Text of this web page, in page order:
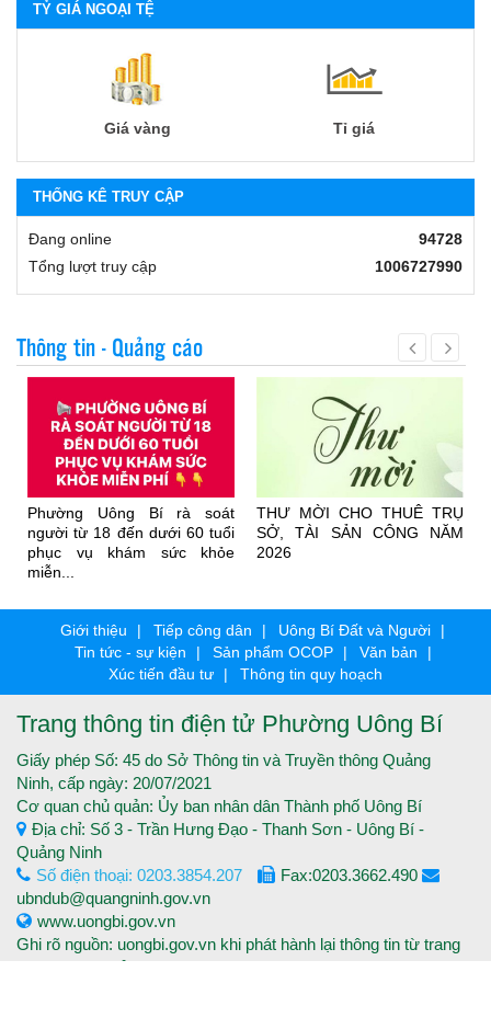
TỶ GIÁ NGOẠI TỆ
Giá vàng Tỉ giá
THỐNG KÊ TRUY CẬP
Đang online
94728
Tổng lượt truy cập
1006727990
Thông tin - Quảng cáo
Phường Uông Bí rà soát
người từ 18 đến dưới 60 tuổi
phục vụ khám sức khỏe
miễn...
THƯ MỜI CHO THUÊ TRỤ
SỞ, TÀI SẢN CÔNG NĂM
2026
Giới thiệu Tiếp công dân
Uông Bí Đất và Người
Tin tức - sự kiện
Sản phẩm OCOP
Văn bản
Xúc tiến đầu tư
Thông tin quy hoạch
Trang thông tin điện tử Phường Uông Bí
Giấy phép Số: 45 do Sở Thông tin và Truyền thông Quảng
Ninh, cấp ngày: 20/07/2021
Cơ quan chủ quản: Ủy ban nhân dân Thành phố Uông Bí
Địa chỉ: Số 3 - Trần Hưng Đạo - Thanh Sơn - Uông Bí -
Quảng Ninh
Số điện thoại: 0203.3854.207
Fax:0203.3662.490
ubndub@quangninh.gov.vn
www.uongbi.gov.vn
Ghi rõ nguồn: uongbi.gov.vn khi phát hành lại thông tin từ trang
thông tin điện tử.